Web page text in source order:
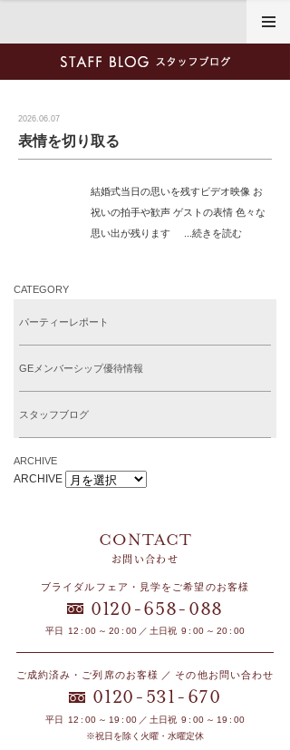
2026.06.07
表情を切り取る
結婚式当日の思いを残すビデオ映像 お
祝いの拍手や歓声 ゲストの表情 色々な
思い出が残ります ...続きを読む
CATEGORY
パーティーレポート
GEメンバーシップ優待情報
スタッフブログ
ARCHIVE
ARCHIVE
お問い合わせ
ブライダルフェア・見学をご希望のお客様
0120 -658- 088
平日 12 : 00 ～ 20 : 00 ／ 土日祝 9 : 00 ～ 20 : 00
ご成約済み・ご列席のお客様 ／ その他お問い合わせ
0120 - 531 - 670
平日 12 : 00 ～ 19 : 00 ／ 土日祝 9 : 00 ～ 19 : 00
※祝日を除く火曜・水曜定休